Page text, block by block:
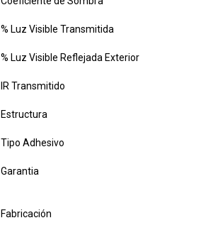
% Luz Visible Transmitida
% Luz Visible Reflejada Exterior
IR Transmitido
Estructura
Tipo Adhesivo
Garantia
Fabricación